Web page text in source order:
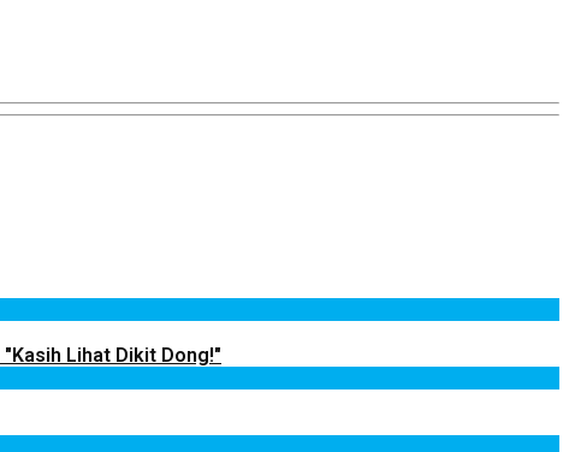
"Kasih Lihat Dikit Dong!"